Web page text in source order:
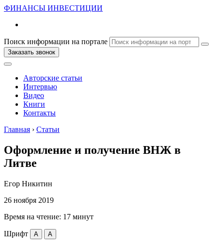
ФИНАНСЫ ИНВЕСТИЦИИ
Поиск информации на портале
Заказать звонок
Авторские статьи
Интервью
Видео
Книги
Контакты
Главная › Статьи
Оформление и получение ВНЖ в
Литве
Егор Никитин
26 ноября 2019
Время на чтение: 17 минут
Шрифт A A